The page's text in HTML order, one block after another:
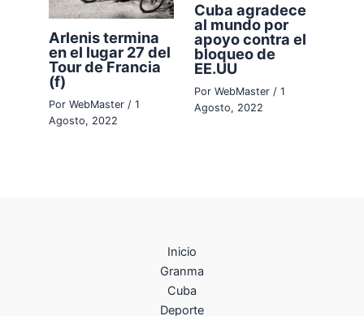
Arlenis termina
en el lugar 27 del
Tour de Francia
(f)
PorWebMaster /1
Agosto, 2022
Cuba agradece
al mundo por
apoyo contra el
bloqueo de
EE.UU
Por WebMaster / 1
Agosto, 2022
Inicio
Granma
Cuba
Deporte